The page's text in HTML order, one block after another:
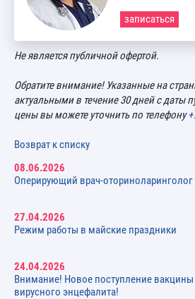
записаться
Не является публичной офертой.
Обратите внимание! Указанные на
актуальными в течение 30 дней с даты
цены вы можете уточнить по телефону
Возврат к списку
08.06.2026
Оперирующий врач-оториноларинголог
27.04.2026
Режим работы в майские праздники
24.04.2026
Внимание! Новое поступление
вирусного энцефалита!